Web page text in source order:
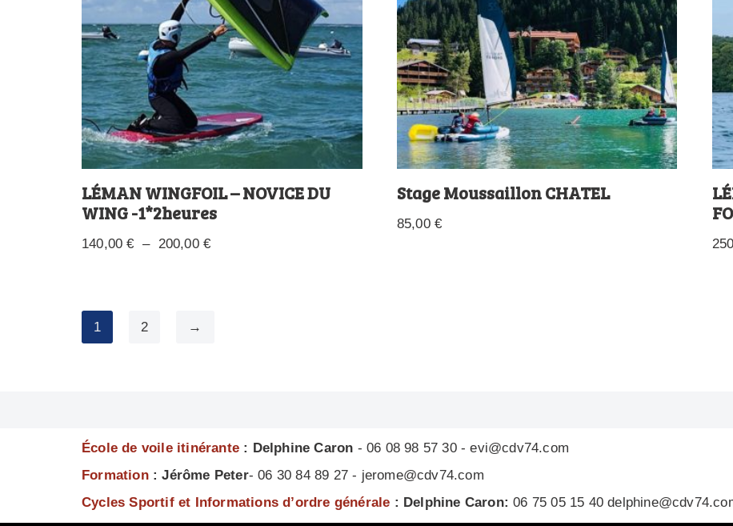
LÉMAN WINGFOIL – NOVICE DU
WING -1*2heures
140,00€ – 200,00€
Stage Moussaillon CHATEL
85,00€
1 2 →
École de voile itinérante : Delphine Caron - 06 08 98 57 30 - evi@cdv74.com
Formation : Jérôme Peter- 06 30 84 89 27 - jerome@cdv74.com
Cycles Sportif et Informations d’ordre générale : Delphine Caron: 06 75 05 15 40